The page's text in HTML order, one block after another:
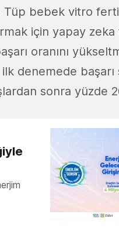
bebek vitro
için yapay
oranını
denemede başarı
sonra yüzde